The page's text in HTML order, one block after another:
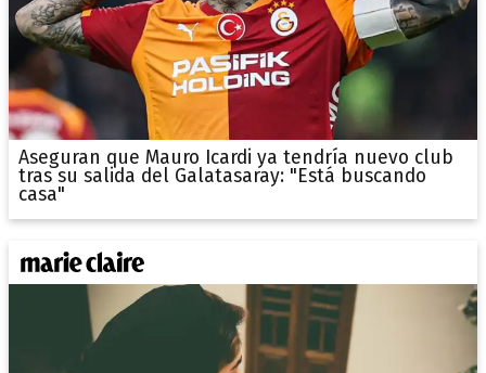
Aseguran que Mauro Icardi ya tendría nuevo club
tras su salida del Galatasaray: "Está buscando
casa"